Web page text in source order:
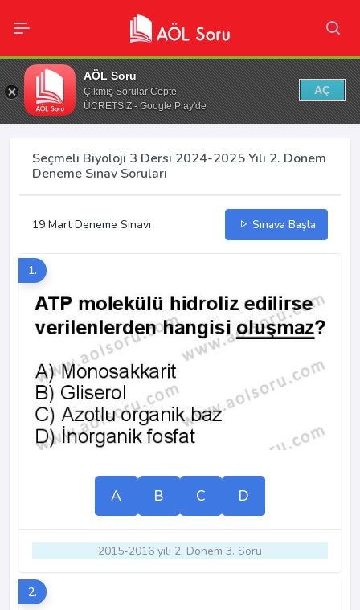
AÖL Soru
Çıkmış Sorular Cepte
ÜCRETSİZ - Google Play'de
AÇ
Seçmeli Biyoloji 3 Dersi 2024-2025 Yılı 2. Dönem
Deneme Sınav Soruları
19 Mart Deneme Sınavı Sınava Başla
1.
A B C D
2015-2016 yılı 2. Dönem 3. Soru
2.